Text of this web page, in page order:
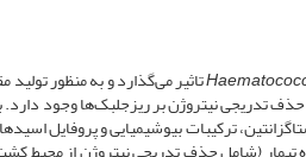
تاثیر می‌گذارد و به منظور
تدریجی نیتروژن بر ریزجلبک‌ها وجود دارد.